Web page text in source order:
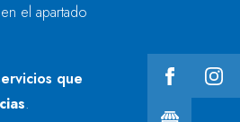
el apartado
que
.